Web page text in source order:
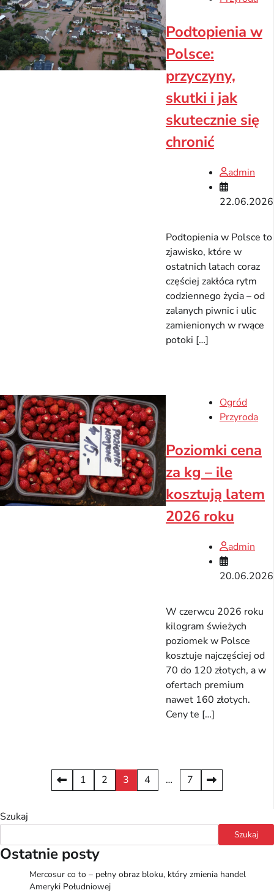
Podtopienia w
Polsce:
przyczyny,
skutki i jak
skutecznie się
chronić
admin
22.06.2026
Podtopienia w Polsce to
zjawisko, które w
ostatnich latach coraz
częściej zakłóca rytm
codziennego życia – od
zalanych piwnic i ulic
zamienionych w rwące
potoki […]
Ogród
Przyroda
Poziomki cena
za kg – ile
kosztują latem
2026 roku
admin
20.06.2026
W czerwcu 2026 roku
kilogram świeżych
poziomek w Polsce
kosztuje najczęściej od
70 do 120 złotych, a w
ofertach premium
nawet 160 złotych.
Ceny te […]
Stronicowanie
1 2 3 4 … 7
Szukaj
Szukaj
Ostatnie posty
Mercosur co to – pełny obraz bloku, który zmienia handel
Ameryki Południowej